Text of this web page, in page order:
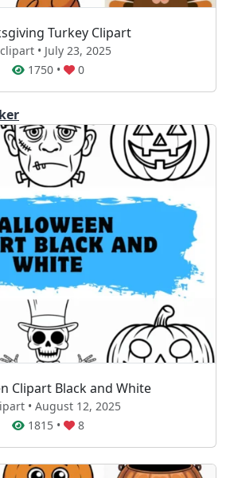
Turkey Clipart
• July 23, 2025
1750• 0
Clipart Black and White
• August 12, 2025
1815• 8